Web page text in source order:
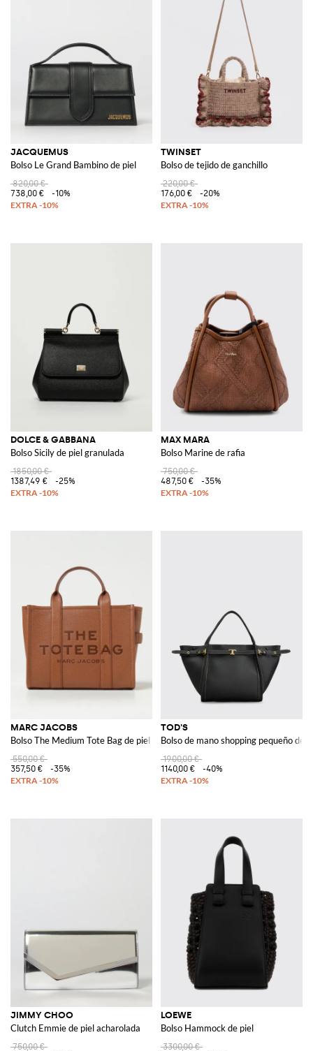
JACQUEMUS
Bolso Le Grand Bambino de piel
820,00 €
738,00 €
-10%
TWINSET
Bolso de tejido de ganchillo
220,00 €
176,00 €
-20%
DOLCE & GABBANA
Bolso Sicily de piel granulada
1850,00 €
1387,49 €
-25%
MAX MARA
Bolso Marine de rafia
750,00 €
487,50 €
-35%
MARC JACOBS
Bolso The Medium Tote Bag de piel granulada
550,00 €
357,50 €
-35%
TOD'S
Bolso de mano shopping pequeño de
1900,00 €
1140,00 €
-40%
JIMMY CHOO
Clutch Emmie de piel acharolada
750,00 €
LOEWE
Bolso Hammock de piel
3300,00 €